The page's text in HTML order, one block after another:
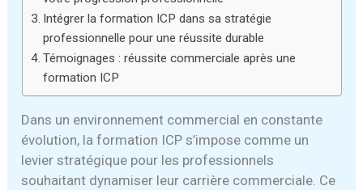
Intégrer la formation ICP dans sa stratégie
professionnelle pour une réussite durable
Témoignages : réussite commerciale après une
formation ICP
Dans un environnement commercial en constante
évolution, la formation ICP s’impose comme un
levier stratégique pour les professionnels
souhaitant dynamiser leur carrière commerciale. Ce